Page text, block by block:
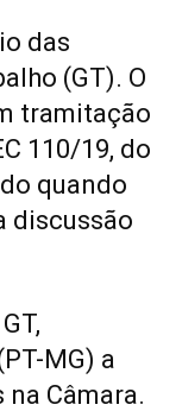
das
(GT). O
tramitação
110/19, do
quando
discussão
MG) a
Câmara.